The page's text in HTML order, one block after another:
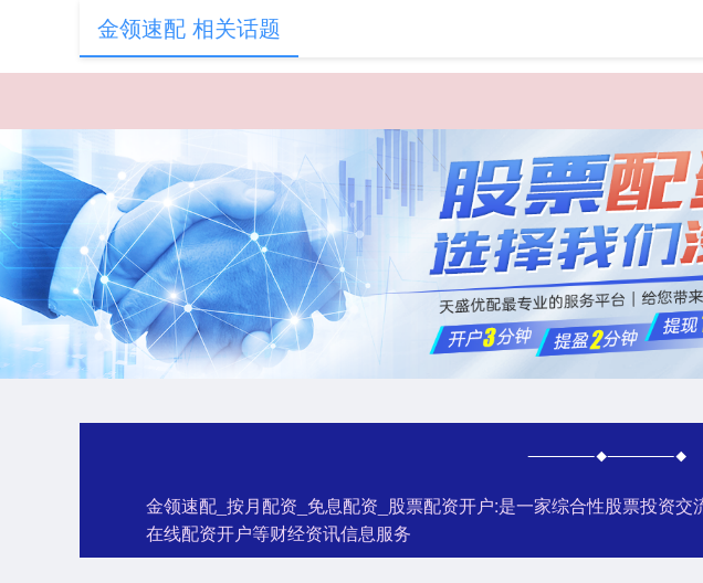
金领速配_按月配资_免息配资_股票配资开户:是一家综合性股票投资
在线配资开户等财经资讯信息服务
金领速配 相关话题